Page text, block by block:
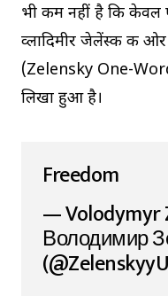
भी कम नहीं है कि केवल
व्लादिमीर जेलेंस्की की
(Zelensky One-
लिखा हुआ है।
Freedom
— Volodymyr
Володимир